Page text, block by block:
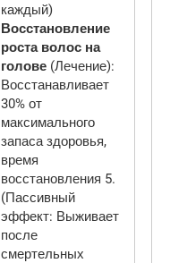
каждый)
Восстановление
роста волос на
голове (Лечение):
Восстанавливает
30% от
максимального
запаса здоровья,
время
восстановления 5.
(Пассивный
эффект: Выживает
после
смертельных